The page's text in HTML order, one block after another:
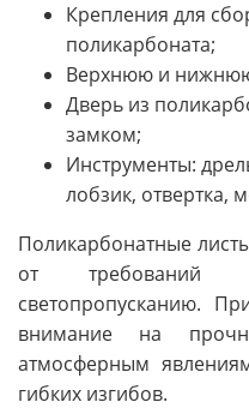
Крепления для
поликарбоната;
Верхнюю и нижнюю
Дверь из
замком;
Инструменты:
лобзик, отвертка,
Поликарбонатные
от требований
светопропусканию.
внимание на
атмосферным
гибких изгибов.